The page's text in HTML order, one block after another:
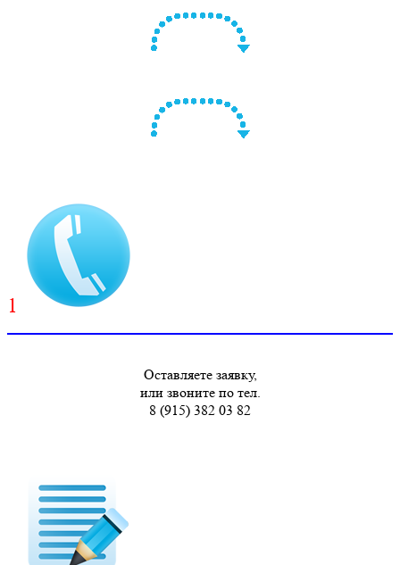
1
Оставляете заявку,
или звоните по тел.
8 (915) 382 03 82